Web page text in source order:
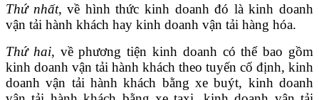
Thứ nhất, về hình thức kinh doanh đó là kinh doanh
vận tải hành khách hay kinh doanh vận tải hàng hóa.
Thứ hai, về phương tiện kinh doanh có thể bao gồm
kinh doanh vận tải hành khách theo tuyến cố định, kinh
doanh vận tải hành khách bằng xe buýt, kinh doanh